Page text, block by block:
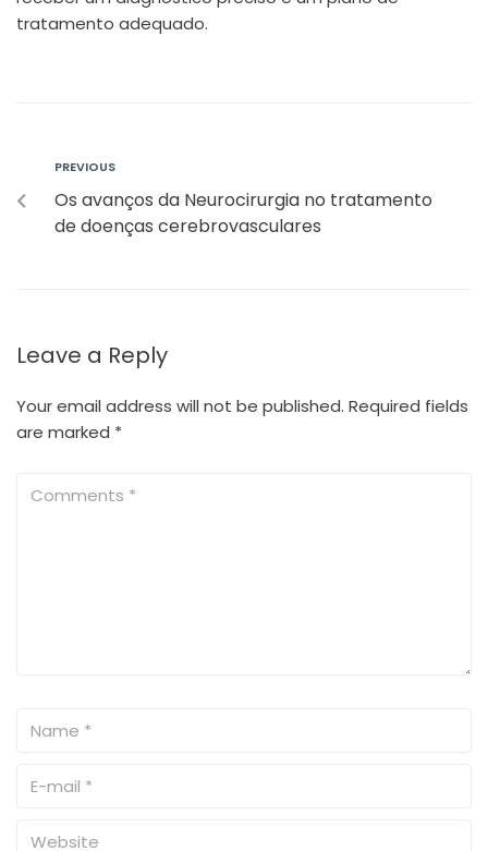
tratamento adequado.
PREVIOUS
Os avanços da Neurocirurgia no tratamento
de doenças cerebrovasculares
Leave a Reply
Your email address will not be published. Required fields
are marked *